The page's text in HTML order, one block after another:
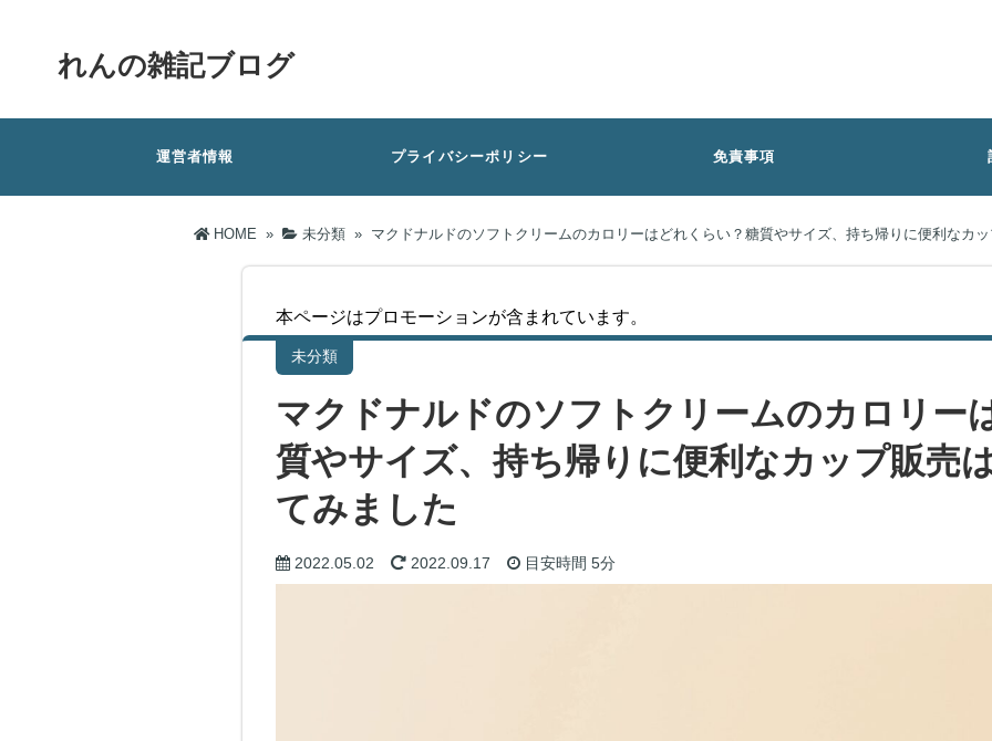
れんの雑記ブログ
運営者情報 プライバシーポリシー 免責事項
HOME » 未分類 » マクドナルドのソフトクリームのカロリーはどれくらい？糖質やサイズ、持ち帰りに便利なカ
本ページはプロモーションが含まれています。
未分類
マクドナルドのソフトクリームのカロリー
質やサイズ、持ち帰りに便利なカップ販売
てみました
2022.05.02 2022.09.17 目安時間 5分